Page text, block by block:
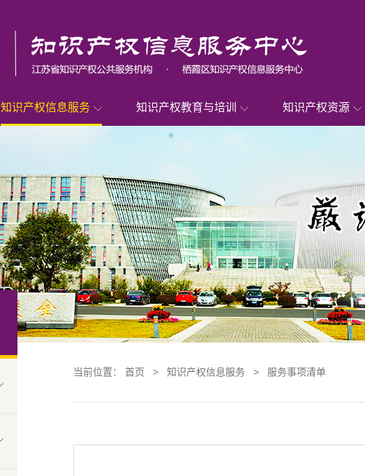
知识产权信息服务 知识产权教育与培训 知识产权资源
当前位置： 首页 > 知识产权信息服务 > 服务事项清单